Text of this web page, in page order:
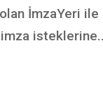
İmzaYeri ile